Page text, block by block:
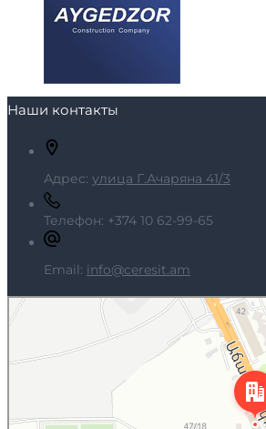
Наши контакты
Адрес: улица Г.Ачаряна 41/3
Телефон: +374 10 62-99-65
Email: info@ceresit.am
Ереван
Яндекс Карты